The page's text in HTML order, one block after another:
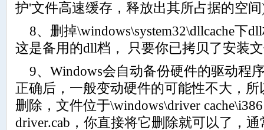
护'文件高速缓存，释放出其所占据的空
8、删掉\windows\system32\dllcache下
这是备用的dll档， 只要你已拷贝了安装
9、Windows会自动备份硬件的驱动程
正确后，一般变动硬件的可能性不大，
删除，文件位于\windows\driver
driver.cab，你直接将它删除就可以了，